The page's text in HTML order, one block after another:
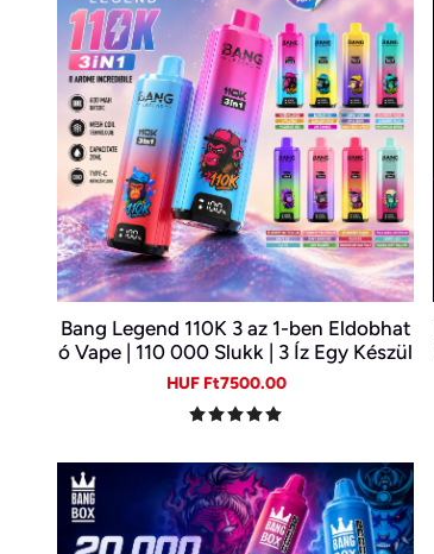
Bang Legend 110K 3 az 1-ben Eldobhat
ó Vape | 110 000 Slukk | 3 Íz Egy Készül
ékben | Digitális Kijelző | Type-C
Sale
HUF Ft7500.00